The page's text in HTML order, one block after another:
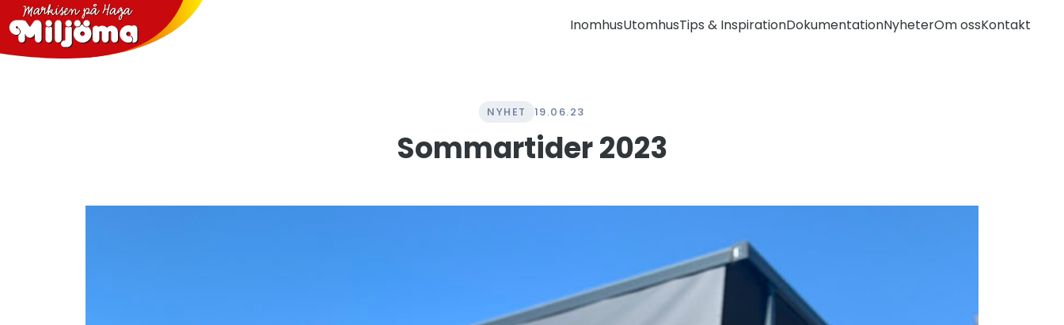
InomhusUtomhusTips & InspirationDokumentationNyheterOm ossKontakt
NYHET 19.06.23
Sommartider 2023